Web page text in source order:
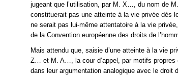
jugeant que l’utilisation, par M. X…, du nom de
constituerait pas une atteinte à la vie privée dès
ne serait pas lui-même attentatoire à la vie
de la Convention européenne des droits de
Mais attendu que, saisie d’une atteinte à la vie
Z… et M. A…, la cour d’appel, par motifs propres
dans leur argumentation analogique avec le droit